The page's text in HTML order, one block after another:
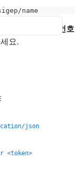
name
합니다.
문서 번호
요.
json
<token>